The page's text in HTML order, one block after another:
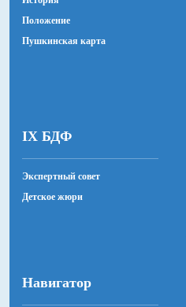
Положение
Пушкинская карта
IX БДФ
Экспертный совет
Детское жюри
Навигатор